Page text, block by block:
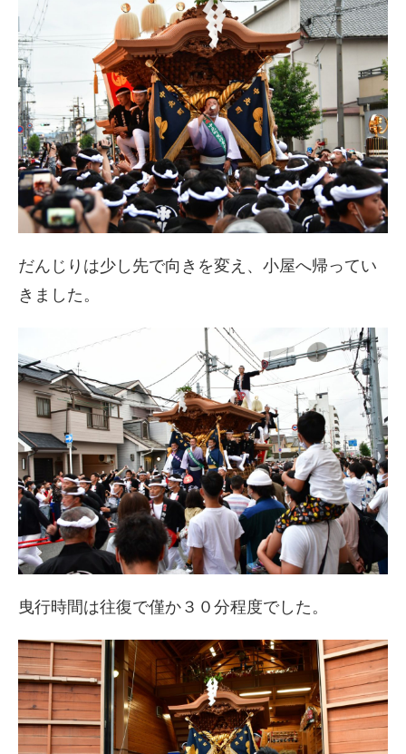
だんじりは少し先で向きを変え、小屋へ帰ってい
きました。
曳行時間は往復で僅か３０分程度でした。